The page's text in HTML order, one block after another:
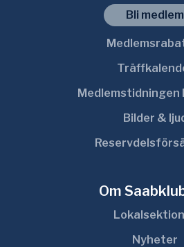
Bli medlem
Medlemstidningen
Bilder &
Om
Nyheter